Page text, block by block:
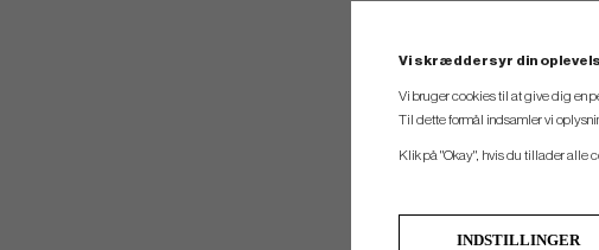
Vi skræddersyr din
Vi bruger cookies til at give dig en
Til dette formål indsamler vi
Klik på "Okay", hvis du tillader alle
INDSTILLINGER